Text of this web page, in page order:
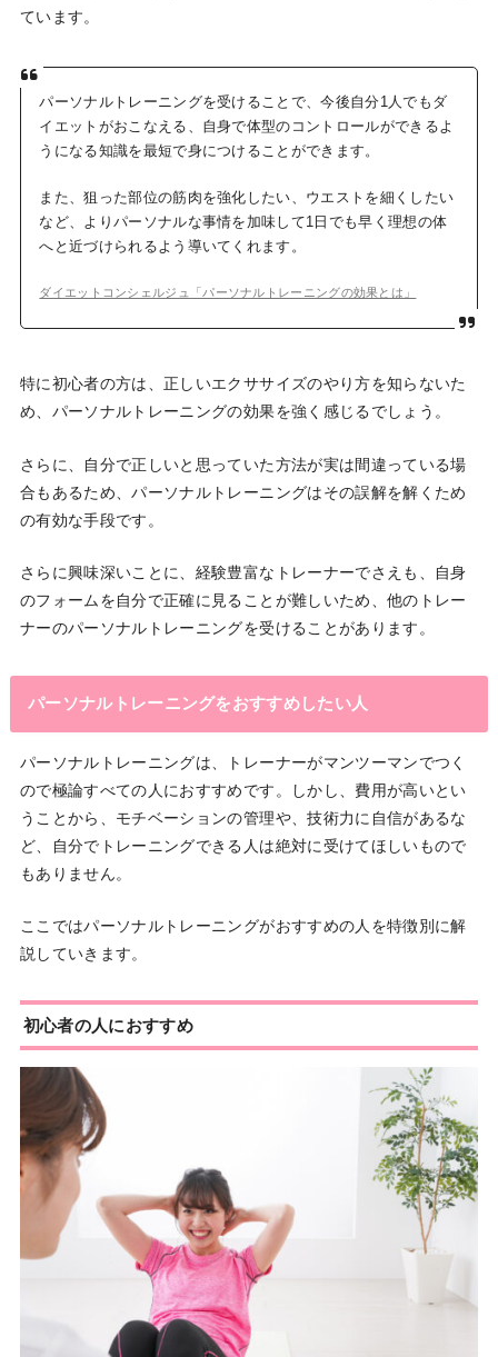
ています。
パーソナルトレーニングを受けることで、今後自分1人でもダ
イエットがおこなえる、自身で体型のコントロールができるよ
うになる知識を最短で身につけることができます。
また、狙った部位の筋肉を強化したい、ウエストを細くしたい
など、よりパーソナルな事情を加味して1日でも早く理想の体
へと近づけられるよう導いてくれます。
ダイエットコンシェルジュ「パーソナルトレーニングの効果とは」
特に初心者の方は、正しいエクササイズのやり方を知らないた
め、パーソナルトレーニングの効果を強く感じるでしょう。
さらに、自分で正しいと思っていた方法が実は間違っている場
合もあるため、パーソナルトレーニングはその誤解を解くため
の有効な手段です。
さらに興味深いことに、経験豊富なトレーナーでさえも、自身
のフォームを自分で正確に見ることが難しいため、他のトレー
ナーのパーソナルトレーニングを受けることがあります。
パーソナルトレーニングをおすすめしたい人
パーソナルトレーニングは、トレーナーがマンツーマンでつく
ので極論すべての人におすすめです。しかし、費用が高いとい
うことから、モチベーションの管理や、技術力に自信があるな
ど、自分でトレーニングできる人は絶対に受けてほしいもので
もありません。
ここではパーソナルトレーニングがおすすめの人を特徴別に解
説していきます。
初心者の人におすすめ